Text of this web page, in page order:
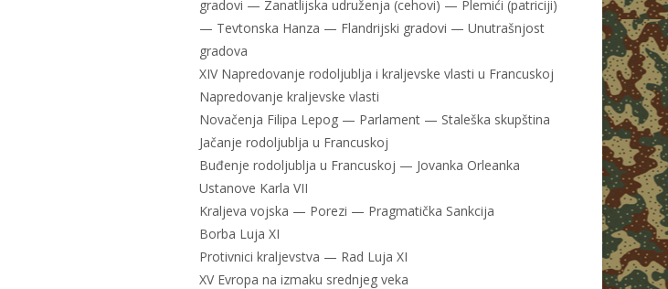
gradovi — Zanatlijska udruženja (cehovi) — Plemići (patriciji)
— Tevtonska Hanza — Flandrijski gradovi — Unutrašnjost
gradova
XIV Napredovanje rodoljublja i kraljevske vlasti u Francuskoj
Napredovanje kraljevske vlasti
Novačenja Filipa Lepog — Parlament — Staleška skupština
Jačanje rodoljublja u Francuskoj
Buđenje rodoljublja u Francuskoj — Jovanka Orleanka
Ustanove Karla VII
Kraljeva vojska — Porezi — Pragmatička Sankcija
Borba Luja XI
Protivnici kraljevstva — Rad Luja XI
XV Evropa na izmaku srednjeg veka